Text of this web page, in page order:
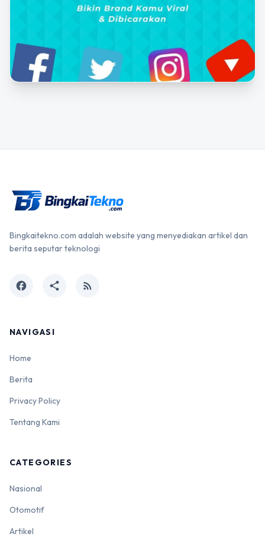
Bingkaitekno.com adalah website yang menyediakan artikel dan
berita seputar teknologi
facebook share rss_feed
NAVIGASI
Home
Berita
Privacy Policy
Tentang Kami
CATEGORIES
Nasional
Otomotif
Artikel